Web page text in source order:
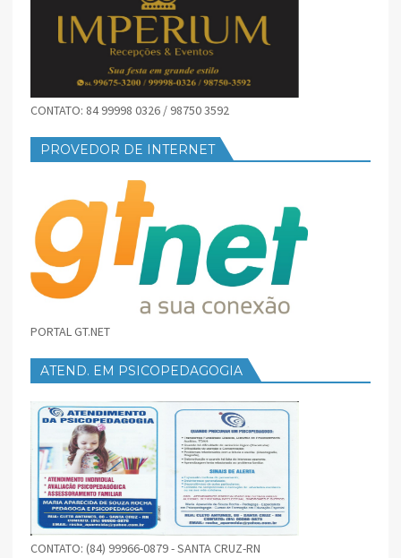
CONTATO: 84 99998 0326 / 98750 3592
PROVEDOR DE INTERNET
PORTAL GT.NET
ATEND. EM PSICOPEDAGOGIA
CONTATO: (84) 99966-0879 - SANTA CRUZ-RN